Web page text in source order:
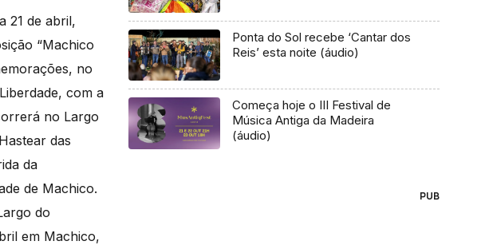
21 de abril,
“Machico
no
com a
no Largo
das
da
de Machico.
do
em Machico,
Ponta do Sol recebe ‘Cantar dos
Reis’ esta noite (áudio)
Começa hoje o III Festival de
Música Antiga da Madeira
(áudio)
PUB